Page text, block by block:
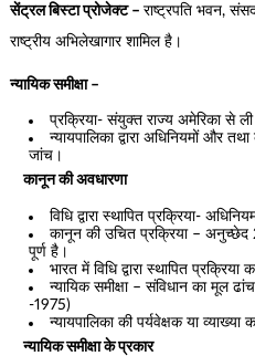
सेंट्रल बिस्टा प्रोजेक्ट – राष्ट्रपति भवन,
राष्ट्रीय अभिलेखागार शामिल है।
न्यायिक समीक्षा –
प्रक्रिया- संयुक्त राज्य अमेरिका से
न्यायपालिका द्वारा अधिनियमों और
जांच।
कानून की अवधारणा
विधि द्वारा स्थापित प्रक्रिया-
कानून की उचित प्रक्रिया –
पूर्ण है।
भारत में विधि द्वारा स्थापित
न्यायिक समीक्षा – संविधान का मूल
-1975)
न्यायपालिका की पर्यवेक्षक या
न्यायिक समीक्षा के प्रकार